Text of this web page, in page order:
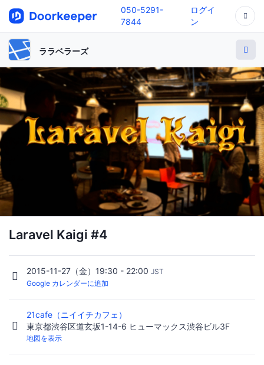
050-5291-
7844
ログイ
ン
ララベラーズ
Laravel Kaigi #4
2015-11-27（金）19:30 - 22:00 JST
Google カレンダーに追加
21cafe（ニイイチカフェ）
東京都渋谷区道玄坂1-14-6 ヒューマックス渋谷ビル3F
地図を表示